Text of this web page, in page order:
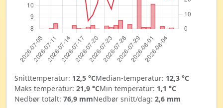
Snitttemperatur: 12,5 °CMedian-temperatur: 12,3 °C
Maks temperatur: 21,9 °CMin temperatur: 1,1 °C
Nedbør totalt: 76,9 mmNedbør snitt/dag: 2,6 mm